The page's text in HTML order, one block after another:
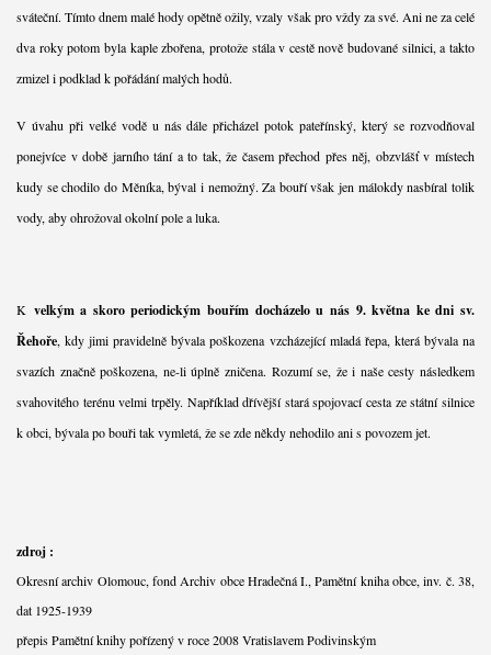
sváteční. Tímto dnem malé hody opětně ožily, vzaly však pro vždy za své. Ani ne za celé
dva roky potom byla kaple zbořena, protože stála v cestě nově budované silnici, a takto
zmizel i podklad k pořádání malých hodů.
V úvahu při velké vodě u nás dále přicházel potok pateřínský, který se rozvodňoval
ponejvíce v době jarního tání a to tak, že časem přechod přes něj, obzvlášť v místech
kudy se chodilo do Měníka, býval i nemožný. Za bouří však jen málokdy nasbíral tolik
vody, aby ohrožoval okolní pole a luka.
K velkým a skoro periodickým bouřím docházelo u nás 9. května ke dni sv.
Řehoře, kdy jimi pravidelně bývala poškozena vzcházející mladá řepa, která bývala na
svazích značně poškozena, ne-li úplně zničena. Rozumí se, že i naše cesty následkem
svahovitého terénu velmi trpěly. Například dřívější stará spojovací cesta ze státní silnice
k obci, bývala po bouři tak vymletá, že se zde někdy nehodilo ani s povozem jet.
zdroj :
Okresní archiv Olomouc, fond Archiv obce Hradečná I., Pamětní kniha obce, inv. č. 38,
dat 1925-1939
přepis Pamětní knihy pořízený v roce 2008 Vratislavem Podivinským